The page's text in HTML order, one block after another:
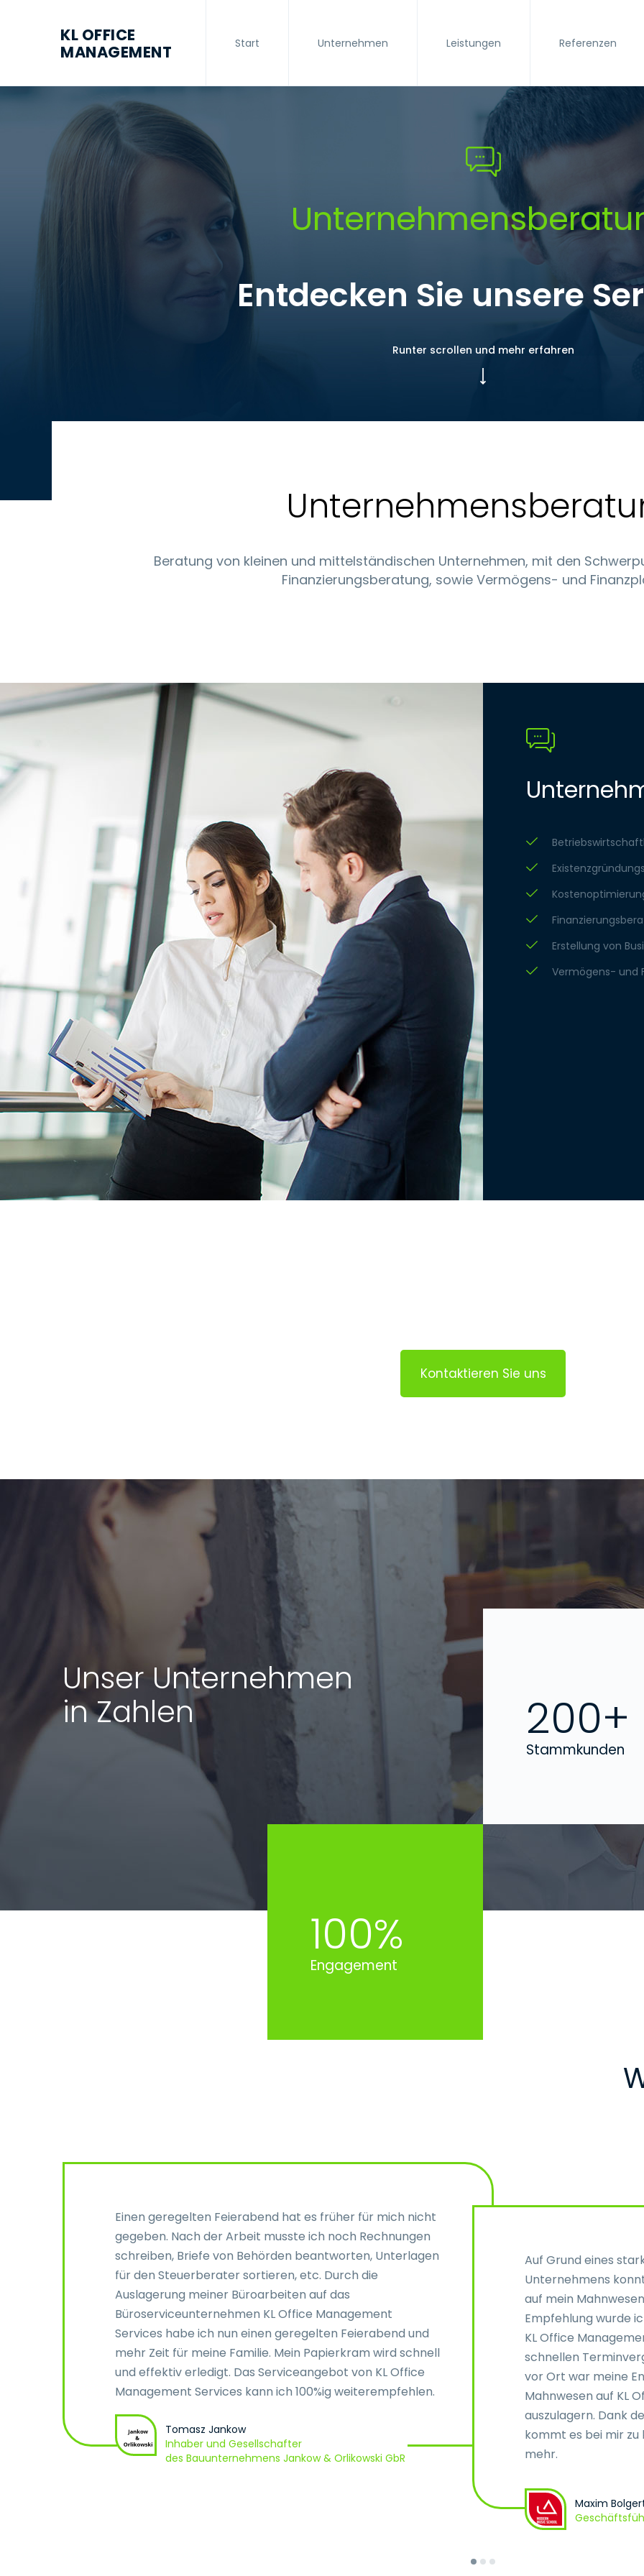
KL OFFICE
MANAGEMENT
Start Unternehmen Leistungen Referenzen
Entdecken Sie unsere
Runter scrollen und mehr erfahren
Beratung von kleinen und mittelständischen Unternehmen, mit den
Finanzierungsberatung, sowie Vermögens- und
Erstellung von
Vermögens- und
Kontaktieren Sie uns
Unser Unternehmen
in Zahlen
200+
Stammkunden
100%
Engagement
Einen geregelten Feierabend hat es früher für mich nicht
gegeben. Nach der Arbeit musste ich noch Rechnungen
schreiben, Briefe von Behörden beantworten, Unterlagen
für den Steuerberater sortieren, etc. Durch die
Auslagerung meiner Büroarbeiten auf das
Büroserviceunternehmen KL Office Management
Services habe ich nun einen geregelten Feierabend und
mehr Zeit für meine Familie. Mein Papierkram wird schnell
und effektiv erledigt. Das Serviceangebot von KL Office
Management Services kann ich 100%ig weiterempfehlen.
Tomasz Jankow
Inhaber und Gesellschafter
des Bauunternehmens Jankow & Orlikowski GbR
Auf Grund eines
Unternehmens
auf mein
Empfehlung wurde
KL Office
schnellen
vor Ort war meine
Mahnwesen auf KL
auszulagern. Dank
kommt es bei mir zu
mehr.
Maxim